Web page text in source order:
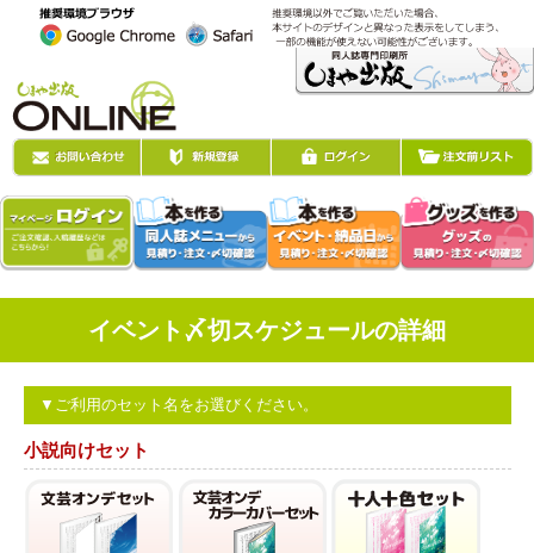
イベント〆切スケジュールの詳細
▼ご利用のセット名をお選びください。
小説向けセット